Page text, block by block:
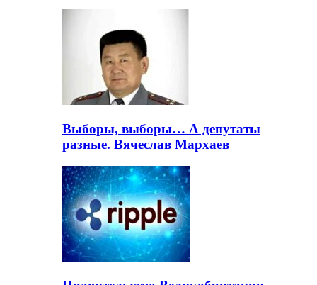
Выборы, выборы… А депутаты
разные. Вячеслав Мархаев